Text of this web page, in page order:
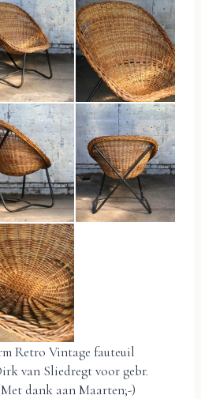
Retro Vintage fauteuil
van Sliedregt voor gebr.
dank aan Maarten;-)